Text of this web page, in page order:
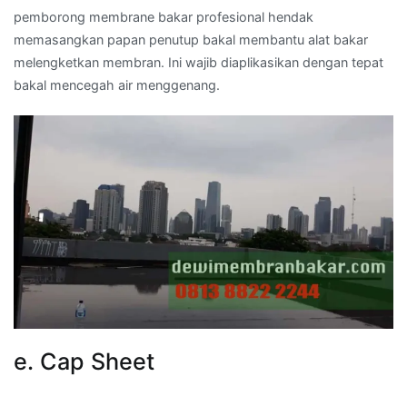
pemborong membrane bakar profesional hendak
memasangkan papan penutup bakal membantu alat bakar
melengketkan membran. Ini wajib diaplikasikan dengan tepat
bakal mencegah air menggenang.
e. Cap Sheet